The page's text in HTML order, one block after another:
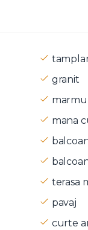
granit
mana
terasa
pavaj
curte
Sunt